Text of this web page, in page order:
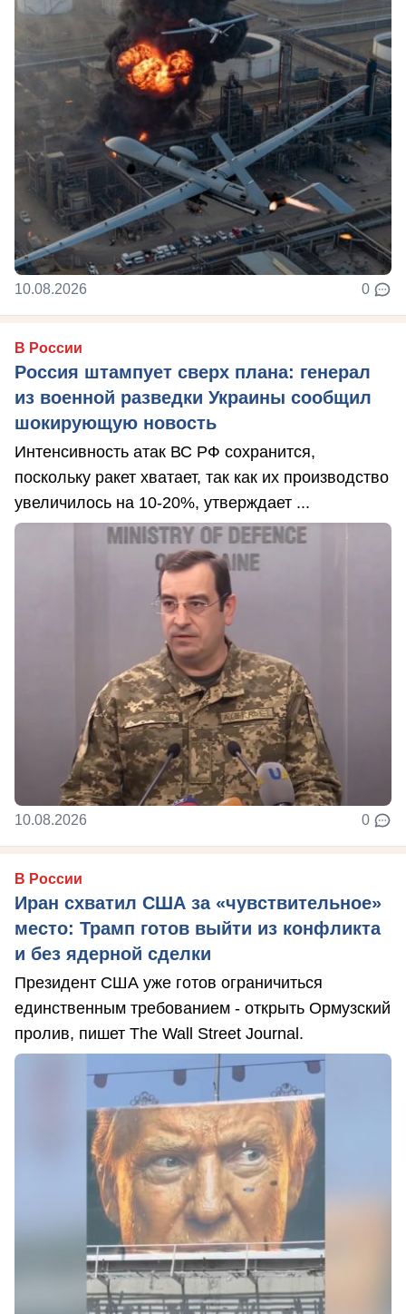
10.08.2026 0
В России
Россия штампует сверх плана: генерал
из военной разведки Украины сообщил
шокирующую новость
Интенсивность атак ВС РФ сохранится,
поскольку ракет хватает, так как их производство
увеличилось на 10-20%, утверждает ...
10.08.2026 0
В России
Иран схватил США за «чувствительное»
место: Трамп готов выйти из конфликта
и без ядерной сделки
Президент США уже готов ограничиться
единственным требованием - открыть Ормузский
пролив, пишет The Wall Street Journal.